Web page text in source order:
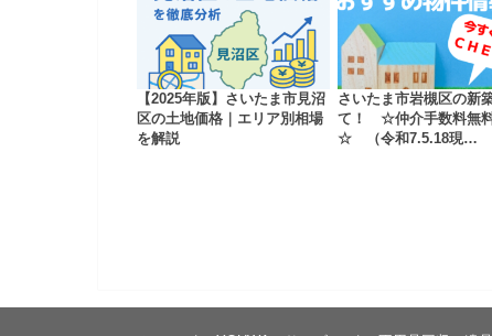
【2025年版】さいたま市見沼
区の土地価格｜エリア別相場
を解説
さいたま市岩槻区の新
て！ ☆仲介手数料無
☆ （令和7.5.18現…